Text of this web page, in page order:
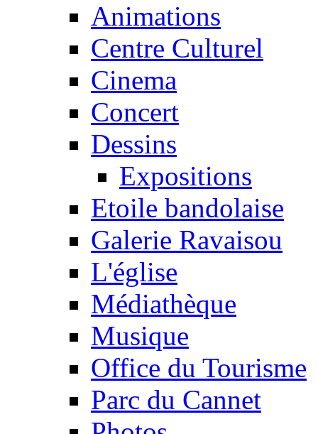
Animations
Centre Culturel
Cinema
Concert
Dessins
Expositions
Etoile bandolaise
Galerie Ravaisou
L'église
Médiathèque
Musique
Office du Tourisme
Parc du Cannet